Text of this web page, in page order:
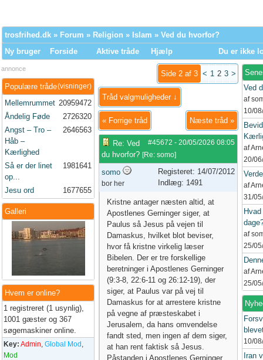
trosfrihed.dk » Forum » Religion » Islam » Ved du hvorfor?
Ny bruger
Forside Aktive tråde Hjælp Du er ikke
annonce
(visninger)
Populære tråde
Mellemrummet 20959472
Åndelig Føde
2726320
Angst – Tro –
Håb –
Kærlighed
2646563
Så er der linet
op...
1981641
Jesu ord 1677655
Galleri
Hvem er online?
1 registreret (1 usynlig),
1001 gæster og 367
søgemaskiner online.
Key: Admin, Global Mod ,
Mod
Side 2 af 3 < 1 2 3 >
Tråd valgmuligheder ↓
« Forrige tråd Næste tråd »
#45672 - 20/05/2026 08:05
Re: Ved
du hvorfor? [Re: somo]
somo
bor her
Registeret: 14/07/2012
Indlæg: 1491
Kristne antager næsten altid, at
Apostlenes Gerninger siger, at
Paulus så Jesus på vejen til
Damaskus, hvilket blot beviser,
hvor få kristne virkelig læser
Bibelen. Der er tre forskellige
beretninger i Apostlenes Gerninger
(9:3-8, 22:6-11 og 26:12-19), der
siger, at Paulus var på vej til
Damaskus for at arrestere kristne
på vegne af præsteskabet i
Jerusalem, da hans omvendelse
fandt sted, men ingen af ​​dem siger,
at han rent faktisk så Jesus.
Påstanden i Apostlenes Gerninger
Ved
af
10/
af
20/
af
31/
af
25/
af
25/
10/
Iran